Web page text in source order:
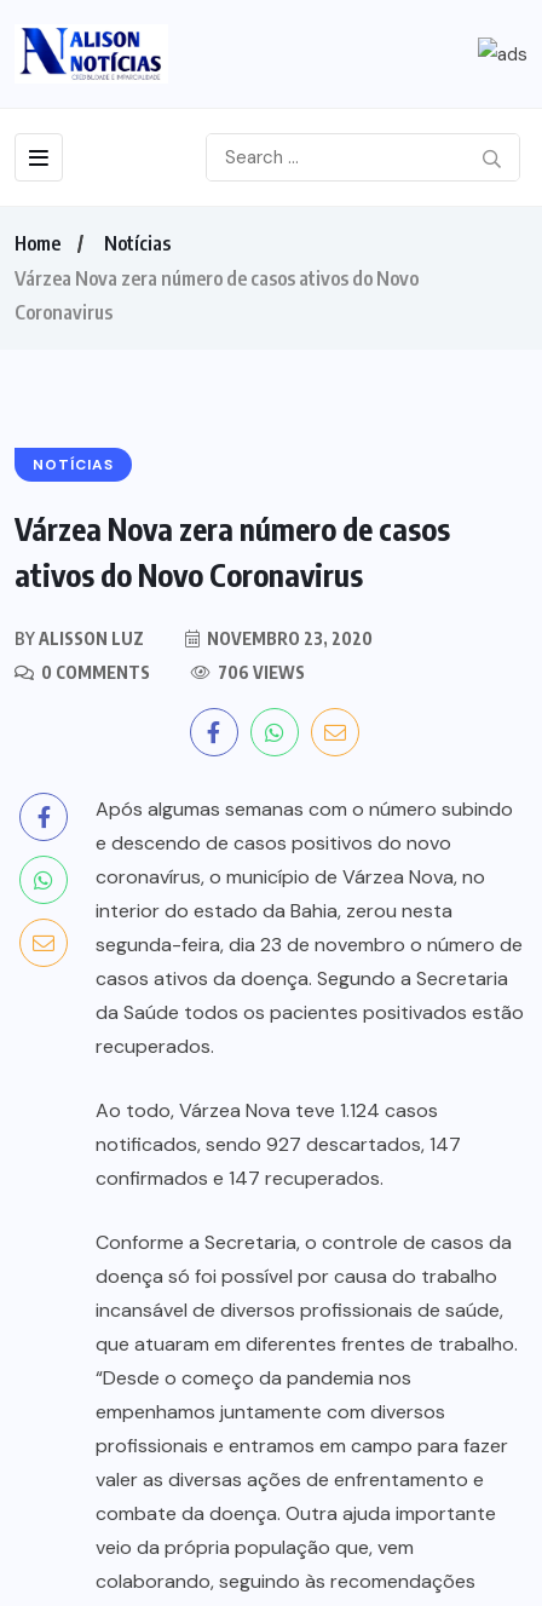
Home
Notícias
Várzea Nova zera número de casos ativos do Novo
Coronavirus
NOTÍCIAS
Várzea Nova zera número de casos
ativos do Novo Coronavirus
BYALISSON LUZ
NOVEMBRO 23, 2020
0 COMMENTS
706 VIEWS
Após algumas semanas com o número subindo
e descendo de casos positivos do novo
coronavírus, o município de Várzea Nova, no
interior do estado da Bahia, zerou nesta
segunda-feira, dia 23 de novembro o número de
casos ativos da doença. Segundo a Secretaria
da Saúde todos os pacientes positivados estão
recuperados.
Ao todo, Várzea Nova teve 1.124 casos
notificados, sendo 927 descartados, 147
confirmados e 147 recuperados.
Conforme a Secretaria, o controle de casos da
doença só foi possível por causa do trabalho
incansável de diversos profissionais de saúde,
que atuaram em diferentes frentes de trabalho.
“Desde o começo da pandemia nos
empenhamos juntamente com diversos
profissionais e entramos em campo para fazer
valer as diversas ações de enfrentamento e
combate da doença. Outra ajuda importante
veio da própria população que, vem
colaborando, seguindo às recomendações